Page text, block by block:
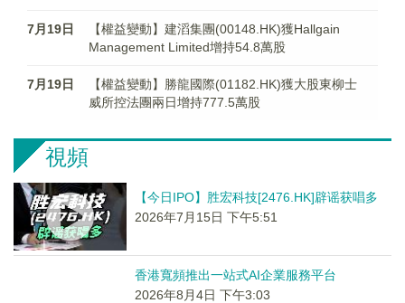
7月19日
【權益變動】建滔集團(00148.HK)獲Hallgain
Management Limited增持54.8萬股
7月19日
【權益變動】勝龍國際(01182.HK)獲大股東柳士
威所控法團兩日增持777.5萬股
視頻
【今日IPO】胜宏科技[2476.HK]辟谣获唱多
2026年7月15日 下午5:51
香港寬頻推出一站式AI企業服務平台
2026年8月4日 下午3:03